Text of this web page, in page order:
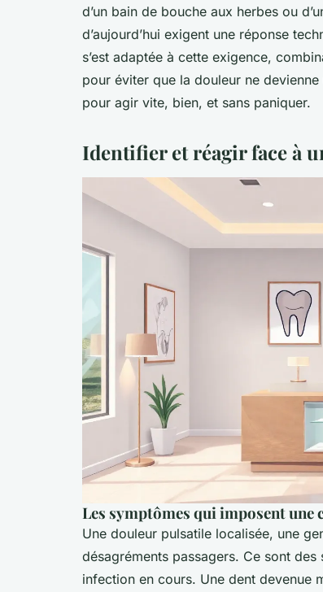
d’un bain de bouche aux herbes ou
d’aujourd’hui exigent une réponse
s’est adaptée à cette exigence,
pour éviter que la douleur ne
pour agir vite, bien, et sans paniquer.
Identifier et réagir face à
Les symptômes qui imposent
Une douleur pulsatile localisée, une
désagréments passagers. Ce sont
infection en cours. Une dent devenue